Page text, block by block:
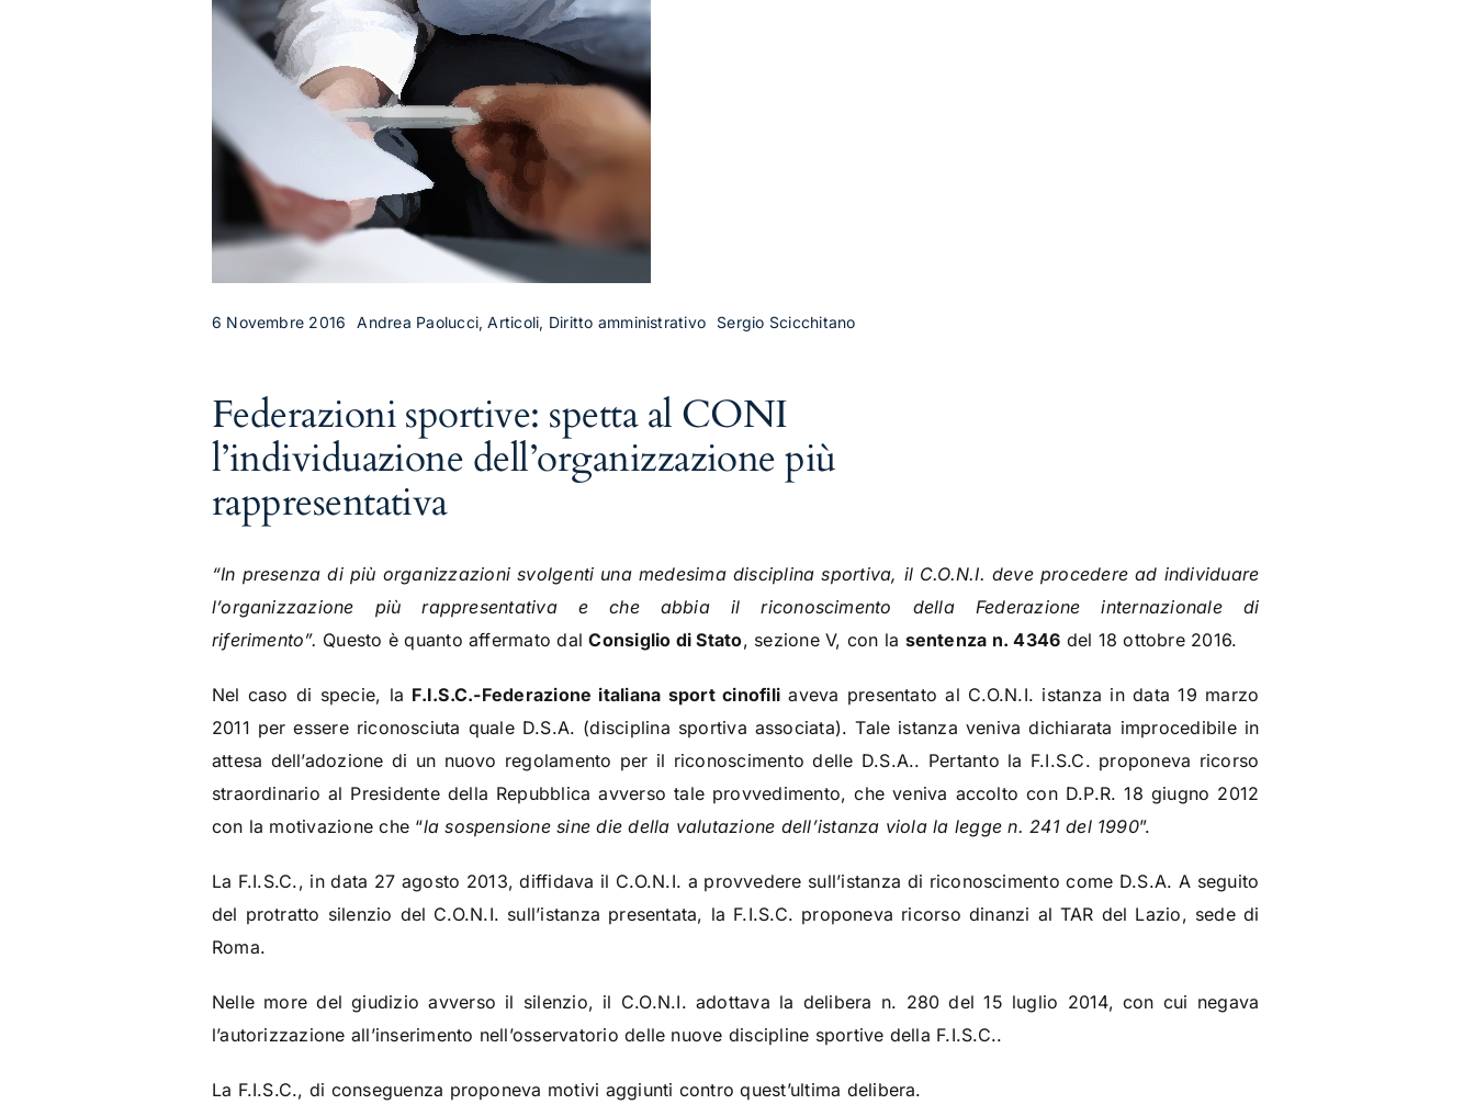
6 Novembre 2016 Andrea Paolucci, Articoli, Diritto amministrativo Sergio Scicchitano
Federazioni sportive: spetta al CONI
l’individuazione dell’organizzazione più
rappresentativa
“In presenza di più organizzazioni svolgenti una medesima disciplina sportiva, il C.O.N.I. deve procedere ad individuare
l’organizzazione più rappresentativa e che abbia il riconoscimento della Federazione internazionale di
riferimento”. Questo è quanto affermato dalConsiglio di Stato, sezione V, con la sentenza n. 4346 del 18 ottobre 2016.
Nel caso di specie, la F.I.S.C.-Federazione italiana sport cinofili aveva presentato al C.O.N.I. istanza in data 19 marzo
2011 per essere riconosciuta quale D.S.A. (disciplina sportiva associata). Tale istanza veniva dichiarata improcedibile in
attesa dell’adozione di un nuovo regolamento per il riconoscimento delle D.S.A.. Pertanto la F.I.S.C. proponeva ricorso
straordinario al Presidente della Repubblica avverso tale provvedimento, che veniva accolto con D.P.R. 18 giugno 2012
con la motivazione che “la sospensione sine die della valutazione dell’istanza viola la legge n. 241 del 1990”.
La F.I.S.C., in data 27 agosto 2013, diffidava il C.O.N.I. a provvedere sull’istanza di riconoscimento come D.S.A. A seguito
del protratto silenzio del C.O.N.I. sull’istanza presentata, la F.I.S.C. proponeva ricorso dinanzi al TAR del Lazio, sede di
Roma.
Nelle more del giudizio avverso il silenzio, il C.O.N.I. adottava la delibera n. 280 del 15 luglio 2014, con cui negava
l’autorizzazione all’inserimento nell’osservatorio delle nuove discipline sportive della F.I.S.C..
La F.I.S.C., di conseguenza proponeva motivi aggiunti contro quest’ultima delibera.